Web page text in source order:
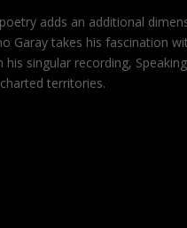
adds an additional
Garay takes his fascination
singular recording,
territories.